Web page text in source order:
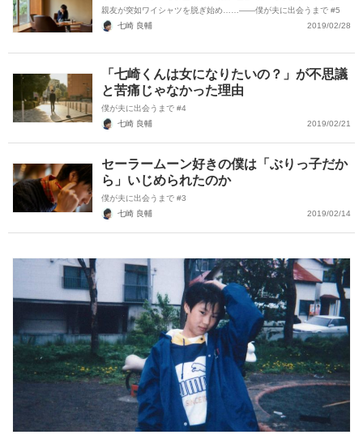
親友が突如ワイシャツを脱ぎ始め……――僕が夫に出会うまで #5
七崎 良輔
2019/02/28
「七崎くんは女になりたいの？」が不思議
と苦痛じゃなかった理由
僕が夫に出会うまで #4
七崎 良輔
2019/02/21
セーラームーン好きの僕は「ぶりっ子だか
ら」いじめられたのか
僕が夫に出会うまで #3
七崎 良輔
2019/02/14